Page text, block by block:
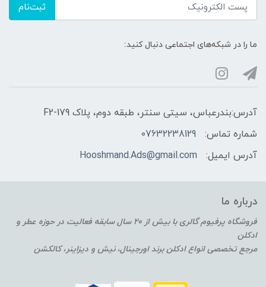
ثبت‌نام
ما را در شبکه‌های اجتماعی دنبال کنید:
آدرس:بندرعباس، سیتی سنتر، طبقه دوم، پلاک F2-179
شماره تماس:
07632238129
آدرس ایمیل:
Hooshmand.Ads@gmail.com
درباره ما
فروشگاه پرفیوم گالری با بیش از 20 سال سابقه فعالیت در حوزه عطر و
ادکلن
مرجع تخصصی انواع ادکلن برند اورجینال، نیش و دیزاینر، کالکشن